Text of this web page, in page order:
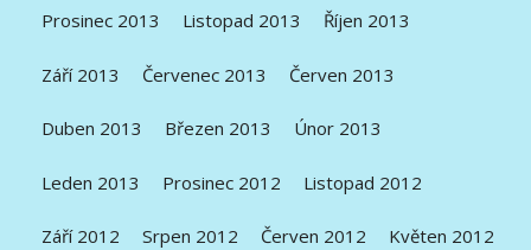
Prosinec 2013 Listopad 2013 Říjen 2013
Září 2013 Červenec 2013 Červen 2013
Duben 2013 Březen 2013 Únor 2013
Leden 2013 Prosinec 2012 Listopad 2012
Září 2012 Srpen 2012 Červen 2012 Květen 2012